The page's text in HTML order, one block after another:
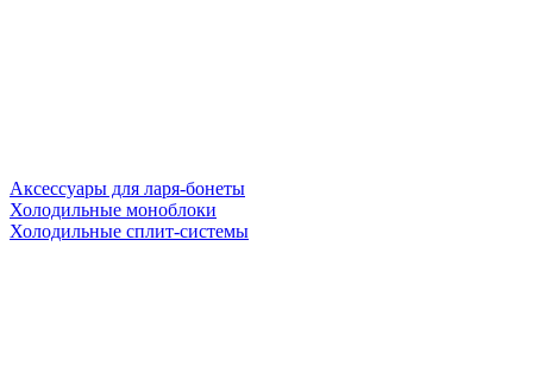
Аксессуары для ларя-бонеты
Холодильные моноблоки
Холодильные сплит-системы